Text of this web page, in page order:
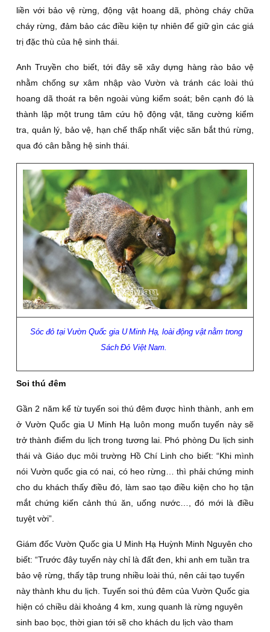
liền với bảo vệ rừng, động vật hoang dã, phòng cháy chữa
cháy rừng, đảm bảo các điều kiện tự nhiên để giữ gìn các giá
trị đặc thù của hệ sinh thái.
Anh Truyền cho biết, tới đây sẽ xây dựng hàng rào bảo vệ
nhằm chống sự xâm nhập vào Vườn và tránh các loài thú
hoang dã thoát ra bên ngoài vùng kiểm soát; bên cạnh đó là
thành lập một trung tâm cứu hộ động vật, tăng cường kiểm
tra, quản lý, bảo vệ, hạn chế thấp nhất việc săn bắt thú rừng,
qua đó cân bằng hệ sinh thái.
Sóc đỏ tại Vườn Quốc gia U Minh Hạ, loài động vật nằm trong
Sách Ðỏ Việt Nam.
Soi thú đêm
Gần 2 năm kể từ tuyến soi thú đêm được hình thành, anh em
ở Vườn Quốc gia U Minh Hạ luôn mong muốn tuyến này sẽ
trở thành điểm du lịch trong tương lai. Phó phòng Du lịch sinh
thái và Giáo dục môi trường Hồ Chí Linh cho biết: “Khi mình
nói Vườn quốc gia có nai, có heo rừng… thì phải chứng minh
cho du khách thấy điều đó, làm sao tạo điều kiện cho họ tận
mắt chứng kiến cảnh thú ăn, uống nước…, đó mới là điều
tuyệt vời”.
Giám đốc Vườn Quốc gia U Minh Hạ Huỳnh Minh Nguyên cho
biết: “Trước đây tuyến này chỉ là đất đen, khi anh em tuần tra
bảo vệ rừng, thấy tập trung nhiều loài thú, nên cải tạo tuyến
này thành khu du lịch. Tuyến soi thú đêm của Vườn Quốc gia
hiện có chiều dài khoảng 4 km, xung quanh là rừng nguyên
sinh bao bọc, thời gian tới sẽ cho khách du lịch vào tham